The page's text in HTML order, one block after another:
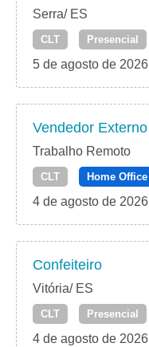
Serra/ ES
CLT Presencial
5 de agosto de 2026
Vendedor Externo
Trabalho Remoto
CLT Home Office
4 de agosto de 2026
Confeiteiro
Vitória/ ES
CLT Presencial
4 de agosto de 2026